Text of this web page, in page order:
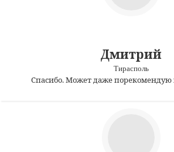
Дмитрий
Тирасполь
Спасибо. Может даже порекомендую